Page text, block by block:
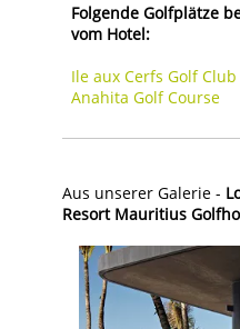
Folgende Golfplätze
vom Hotel:
Ile aux Cerfs Golf Club
Anahita Golf Course
Aus unserer Galerie -
Resort Mauritius